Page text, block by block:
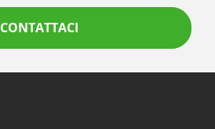
CONTATTACI